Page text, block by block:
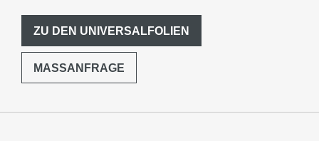
ZU DEN UNIVERSALFOLIEN
MASSANFRAGE